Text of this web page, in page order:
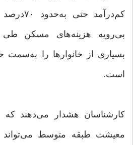
کم‌درآمد
بی‌رویه هزینه‌های مسکن طی
بسیاری از خانوارها را به‌سمت
است.
کارشناسان هشدار می‌دهند که
معیشت طبقه متوسط می‌تواند